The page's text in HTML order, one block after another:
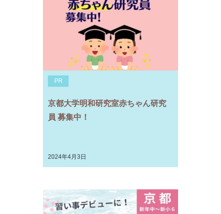
PR
京都大学明和研究室赤ちゃん研究
員 募集中！
2024年4月3日